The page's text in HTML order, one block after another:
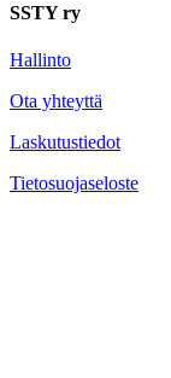
SSTY ry
Hallinto
Ota yhteyttä
Laskutustiedot
Tietosuojaseloste